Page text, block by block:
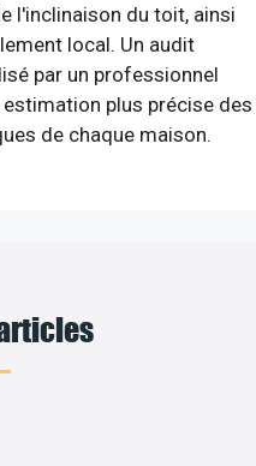
l'inclinaison du toit, ainsi
local. Un audit
par un professionnel
plus précise des
de chaque maison.